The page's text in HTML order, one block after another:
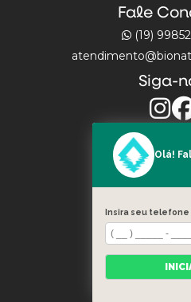
Fale
(19)
Siga-
INÍCIO
Olá!
Insira seu telefone